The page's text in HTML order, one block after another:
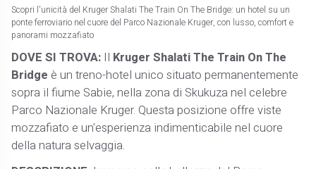
Scopri l'unicità del Kruger Shalati The Train On The Bridge: un hotel su un
ponte ferroviario nel cuore del Parco Nazionale Kruger, con lusso, comfort e
panorami mozzafiato
DOVE SI TROVA: Il Kruger Shalati The Train On The
Bridge è un treno-hotel unico situato permanentemente
sopra il fiume Sabie, nella zona di Skukuza nel celebre
Parco Nazionale Kruger. Questa posizione offre viste
mozzafiato e un'esperienza indimenticabile nel cuore
della natura selvaggia.